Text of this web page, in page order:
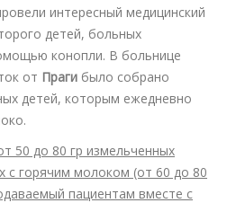
интересный медицинский
детей, больных
конопли. В больнице
от Праги было собрано
детей, которым ежедневно
50 до 80 гр измельченных
с горячим молоком (от 60 до 80
пациентам вместе с